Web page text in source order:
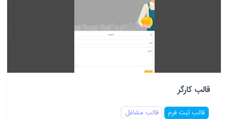
قالب کارگر
قالب ثبت فرم قالب مشاغل